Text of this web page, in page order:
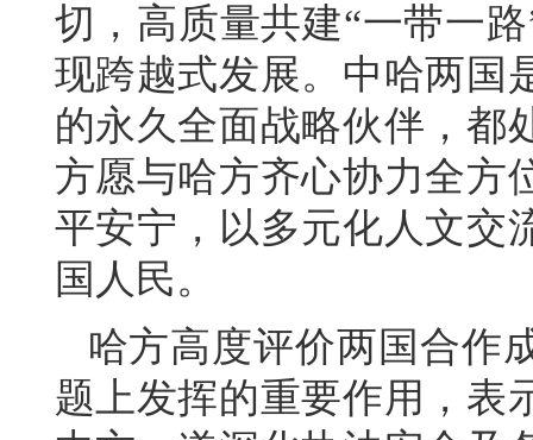
切，高质量共建“一带一
现跨越式发展。中哈两国
的永久全面战略伙伴，都
方愿与哈方齐心协力全方
平安宁，以多元化人文交
国人民。
哈方高度评价两国合作
题上发挥的重要作用，表